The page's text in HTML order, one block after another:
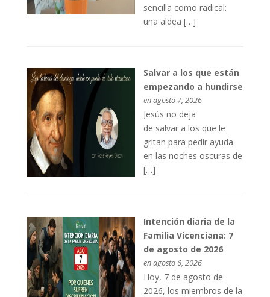
sencilla como radical:
una aldea […]
Salvar a los que están
empezando a hundirse
en agosto 7, 2026
Jesús no deja
de salvar a los que le
gritan para pedir ayuda
en las noches oscuras de
[…]
Intención diaria de la
Familia Vicenciana: 7
de agosto de 2026
en agosto 6, 2026
Hoy, 7 de agosto de
2026, los miembros de la